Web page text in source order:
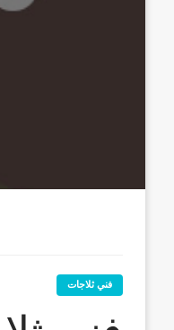
فني ثلاجات